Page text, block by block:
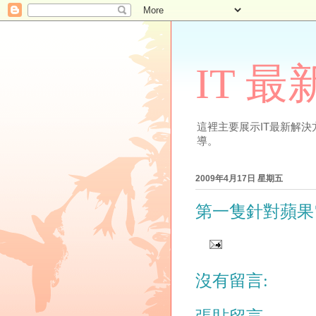
IT 最
這裡主要展示IT最新解決
導。
2009年4月17日 星期五
第一隻針對蘋
沒有留言: